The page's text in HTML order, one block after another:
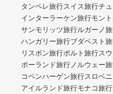
タンペレ旅行スイス旅行チ
インターラーケン旅行モン
サンモリッツ旅行ルガーノ
ハンガリー旅行ブダペスト
リスボン旅行ポルト旅行ス
ポーランド旅行ノルウェー
コペンハーゲン旅行スロベ
アイルランド旅行モナコ旅行